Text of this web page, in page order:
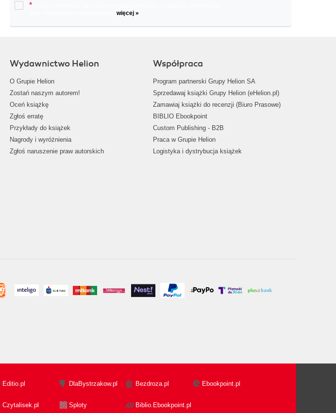
*
więcej »
Wydawnictwo Helion
O Grupie Helion
Zostań naszym autorem!
Oceń książkę
Zgłoś erratę
Przykłady do książek
Nagrody i wyróżnienia
Zgłoś naruszenie praw autorskich
Współpraca
Program partnerski Grupy Helion SA
Sprzedawaj książki Grupy Helion (eHelion.pl)
Zamawiaj książki do recenzji (Biuro Prasowe)
BIBLIO Ebookpoint
Custom Publishing - B2B
Praca w Grupie Helion
Logistyka i dystrybucja książek
Editio.pl DlaBystrzakow.pl Bezdroza.pl Ebookpoint.pl
Czytalisek.pl Sploty Biblio.Ebookpoint.pl